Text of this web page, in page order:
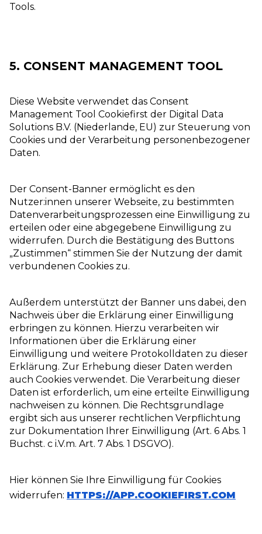
Tools.
5. CONSENT MANAGEMENT TOOL
Diese Website verwendet das Consent
Management Tool Cookiefirst der Digital Data
Solutions B.V. (Niederlande, EU) zur Steuerung von
Cookies und der Verarbeitung personenbezogener
Daten.
Der Consent-Banner ermöglicht es den
Nutzer:innen unserer Webseite, zu bestimmten
Datenverarbeitungsprozessen eine Einwilligung zu
erteilen oder eine abgegebene Einwilligung zu
widerrufen. Durch die Bestätigung des Buttons
„Zustimmen“ stimmen Sie der Nutzung der damit
verbundenen Cookies zu.
Außerdem unterstützt der Banner uns dabei, den
Nachweis über die Erklärung einer Einwilligung
erbringen zu können. Hierzu verarbeiten wir
Informationen über die Erklärung einer
Einwilligung und weitere Protokolldaten zu dieser
Erklärung. Zur Erhebung dieser Daten werden
auch Cookies verwendet. Die Verarbeitung dieser
Daten ist erforderlich, um eine erteilte Einwilligung
nachweisen zu können. Die Rechtsgrundlage
ergibt sich aus unserer rechtlichen Verpflichtung
zur Dokumentation Ihrer Einwilligung (Art. 6 Abs. 1
Buchst. c i.V.m. Art. 7 Abs. 1 DSGVO).
Hier können Sie Ihre Einwilligung für Cookies
widerrufen: HTTPS://APP.COOKIEFIRST.COM